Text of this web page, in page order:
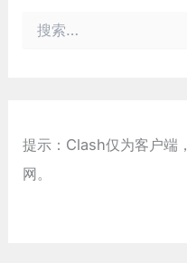
提示：Clash仅为客户端
网。